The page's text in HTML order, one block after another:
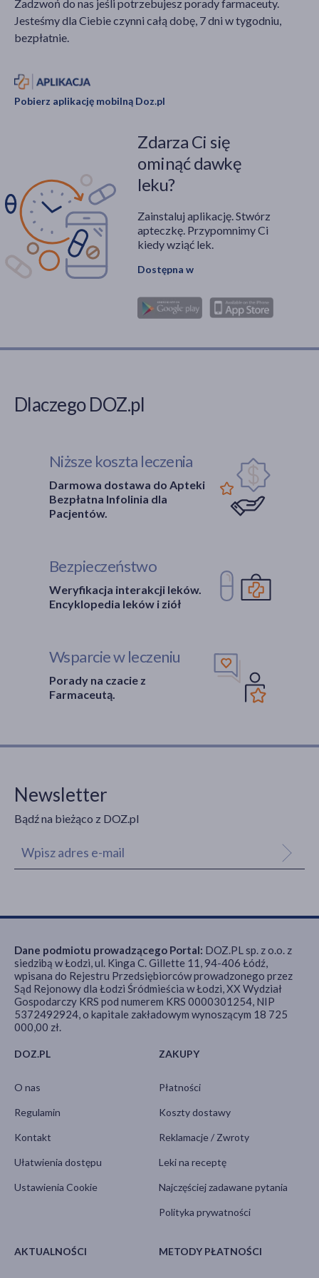
estetycznej.
Jakie kosmetyki są
bezpieczne, a których
Zadzwoń do nas jeśli potrzebujesz porady farmaceuty.
Jesteśmy dla Ciebie czynni całą dobę, 7 dni w tygodniu,
bezpłatnie.
Pobierz aplikację mobilną Doz.pl
Zdarza Ci się
ominąć dawkę
leku?
Zainstaluj aplikację. Stwórz
apteczkę. Przypomnimy Ci
kiedy wziąć lek.
Dostępna w
Dlaczego DOZ.pl
Niższe koszta leczenia
Darmowa dostawa do Apteki
Bezpłatna Infolinia dla
Pacjentów.
Bezpieczeństwo
Weryfikacja interakcji leków.
Encyklopedia leków i ziół
Wsparcie w leczeniu
Porady na czacie z
Farmaceutą.
Newsletter
Bądź na bieżąco z DOZ.pl
DOZ.PL
O nas
Regulamin
Kontakt
Ułatwienia dostępu
Ustawienia Cookie
ZAKUPY
Płatności
Koszty dostawy
Reklamacje / Zwroty
Leki na receptę
Najczęściej zadawane pytania
Polityka prywatności
AKTUALNOŚCI METODY PŁATNOŚCI
Dane podmiotu prowadzącego Portal: DOZ.PL sp. z o.o. z
siedzibą w Łodzi, ul. Kinga C. Gillette 11, 94-406 Łódź,
wpisana do Rejestru Przedsiębiorców prowadzonego przez
Sąd Rejonowy dla Łodzi Śródmieścia w Łodzi, XX Wydział
Gospodarczy KRS pod numerem KRS 0000301254, NIP
5372492924, o kapitale zakładowym wynoszącym 18 725
000,00 zł.